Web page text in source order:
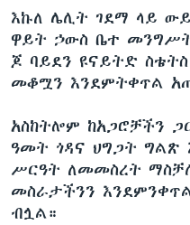
እኩለ ሌሊት ገደማ ላይ
ዋይት ኃውስ ቤተ
ጆ ባይደን ዩናይትድ
መቆሟን እንደምትቀጥል
አስከትሎም ከአጋሮቻችን
ዓመት ጎዳና ህግጋት ግልጽ
ሥርዓት ለመመስረት
መስራታችንን
ብሏል።